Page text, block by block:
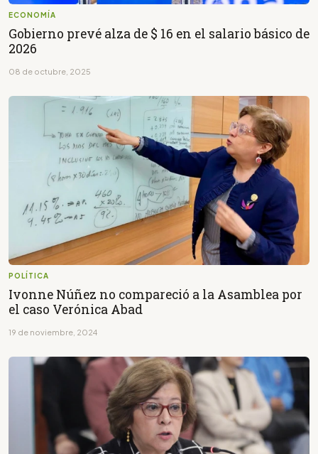
ECONOMÍA
Gobierno prevé alza de $ 16 en el salario básico de
2026
08 de octubre, 2025
POLÍTICA
Ivonne Núñez no compareció a la Asamblea por
el caso Verónica Abad
19 de noviembre, 2024